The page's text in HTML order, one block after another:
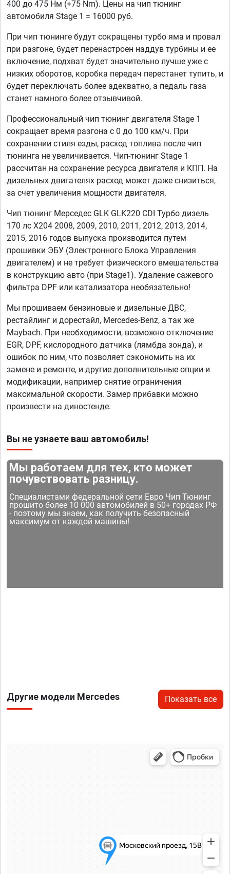
400 до 475 Нм (+75 Nm). Цены на чип тюнинг
автомобиля Stage 1 = 16000 руб.
При чип тюнинге будут сокращены турбо яма и провал
при разгоне, будет перенастроен наддув турбины и ее
включение, подхват будет значительно лучше уже с
низких оборотов, коробка передач перестанет тупить, и
будет переключать более адекватно, а педаль газа
станет намного более отзывчивой.
Профессиональный чип тюнинг двигателя Stage 1
сокращает время разгона с 0 до 100 км/ч. При
сохранении стиля езды, расход топлива после чип
тюнинга не увеличивается. Чип-тюнинг Stage 1
рассчитан на сохранение ресурса двигателя и КПП. На
дизельных двигателях расход может даже снизиться,
за счет увеличения мощности двигателя.
Чип тюнинг Мерседес GLK GLK220 CDI Турбо дизель
170 лс X204 2008, 2009, 2010, 2011, 2012, 2013, 2014,
2015, 2016 годов выпуска производится путем
прошивки ЭБУ (Электронного Блока Управления
двигателем) и не требует физического вмешательства
в конструкцию авто (при Stage1). Удаление сажевого
фильтра DPF или катализатора необязательно!
Мы прошиваем бензиновые и дизельные ДВС,
рестайлинг и дорестайл, Mercedes-Benz, а так же
Maybach. При необходимости, возможно отключение
EGR, DPF, кислородного датчика (лямбда зонда), и
ошибок по ним, что позволяет сэкономить на их
замене и ремонте, и другие дополнительные опции и
модификации, например снятие ограничения
максимальной скорости. Замер прибавки можно
произвести на диностенде.
Вы не узнаете ваш автомобиль!
Мы работаем для тех, кто может
почувствовать разницу.
Специалистами федеральной сети Евро Чип Тюнинг
прошито более 10 000 автомобилей в 50+ городах РФ
- поэтому мы знаем, как получить безопасный
максимум от каждой машины!
Другие модели Mercedes Показать все